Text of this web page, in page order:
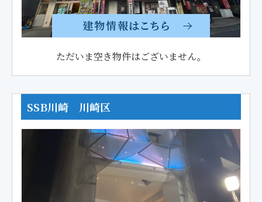
ただいま空き物件はございません。
SSB川崎 川崎区